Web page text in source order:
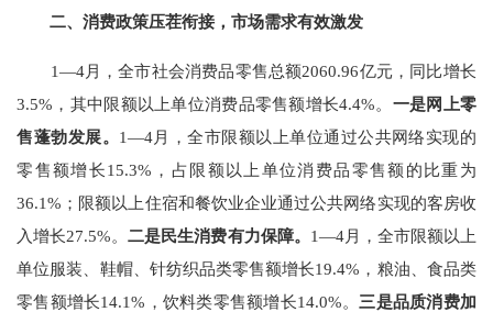
二、消费政策压茬衔接，市场需求有效激发
1—4月，全市社会消费品零售总额2060.96亿元，同比增长
3.5% ，其中限额以上单位消费品零售额增长4.4%。 一是网上零
售蓬勃发展。 1—4月，全市限额以上单位通过公共网络实现的
零售额增长15.3% ，占限额以上 单位消费品零售额 的 比重为
36.1% ；限额以上住宿和餐饮业企业通过公共网络实现的客房收
入增长27.5%。二是民生消费有力保障。 1—4月，全市限额以上
单位服装、鞋帽、针纺织品类零售额增长19.4% ，粮油、食品类
零售额增长14.1% ，饮料类零售额增长14.0%。 三是品质消费加